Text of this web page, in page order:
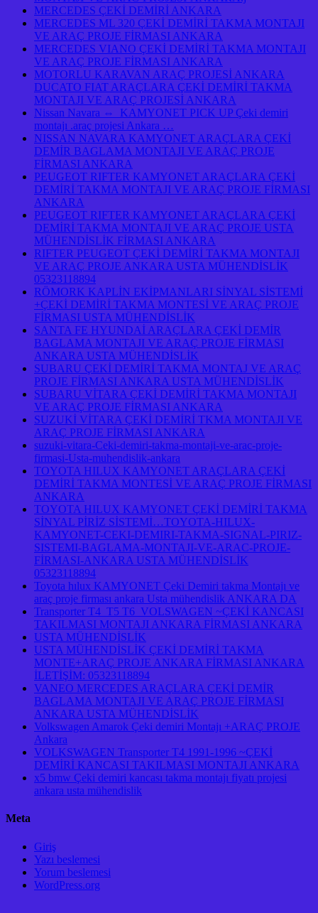
MERCEDES ÇEKİ DEMİRİ ANKARA
MERCEDES ML 320 ÇEKİ DEMİRİ TAKMA MONTAJI
VE ARAÇ PROJE FİRMASI ANKARA
MERCEDES VIANO ÇEKİ DEMİRİ TAKMA MONTAJI
VE ARAÇ PROJE FİRMASI ANKARA
MOTORLU KARAVAN ARAÇ PROJESİ ANKARA
DUCATO FIAT ARAÇLARA ÇEKİ DEMİRİ TAKMA
MONTAJI VE ARAÇ PROJESİ ANKARA
Nissan Navara ⇔ KAMYONET PICK UP Çeki demiri
montajı .araç projesi Ankara …
NISSAN NAVARA KAMYONET ARAÇLARA ÇEKİ
DEMİR BAGLAMA MONTAJI VE ARAÇ PROJE
FİRMASI ANKARA
PEUGEOT RIFTER KAMYONET ARAÇLARA ÇEKİ
DEMİRİ TAKMA MONTAJI VE ARAÇ PROJE FİRMASI
ANKARA
PEUGEOT RIFTER KAMYONET ARAÇLARA ÇEKİ
DEMİRİ TAKMA MONTAJI VE ARAÇ PROJE USTA
MÜHENDİSLİK FİRMASI ANKARA
RIFTER PEUGEOT ÇEKİ DEMİRİ TAKMA MONTAJI
VE ARAÇ PROJE ANKARA USTA MÜHENDİSLİK
05323118894
RÖMORK KAPLİN EKİPMANLARI SİNYAL SİSTEMİ
+ÇEKİ DEMİRİ TAKMA MONTESİ VE ARAÇ PROJE
FİRMASI USTA MÜHENDİSLİK
SANTA FE HYUNDAİ ARAÇLARA ÇEKİ DEMİR
BAGLAMA MONTAJI VE ARAÇ PROJE FİRMASI
ANKARA USTA MÜHENDİSLİK
SUBARU ÇEKİ DEMİRİ TAKMA MONTAJ VE ARAÇ
PROJE FİRMASI ANKARA USTA MÜHENDİSLİK
SUBARU VİTARA ÇEKİ DEMİRİ TAKMA MONTAJI
VE ARAÇ PROJE FİRMASI ANKARA
SUZUKİ VİTARA ÇEKİ DEMİRİ TKMA MONTAJI VE
ARAÇ PROJE FİRMASI ANKARA
suzuki-vitara-Ceki-demiri-takma-montaji-ve-arac-proje-
firmasi-Usta-muhendislik-ankara
TOYOTA HILUX KAMYONET ARAÇLARA ÇEKİ
DEMİRİ TAKMA MONTESİ VE ARAÇ PROJE FİRMASI
ANKARA
TOYOTA HILUX KAMYONET ÇEKİ DEMİRİ TAKMA
SİNYAL PİRİZ SİSTEMİ…TOYOTA-HILUX-
KAMYONET-CEKI-DEMIRI-TAKMA-SIGNAL-PIRIZ-
SISTEMI-BAGLAMA-MONTAJI-VE-ARAC-PROJE-
FİRMASI-ANKARA USTA MÜHENDİSLİK
05323118894
Toyota hılux KAMYONET Çeki Demiri takma Montajı ve
araç proje firması ankara Usta mühendislik ANKARA DA
Transporter T4 T5 T6 VOLSWAGEN ~ÇEKİ KANCASI
TAKILMASI MONTAJI ANKARA FİRMASI ANKARA
USTA MÜHENDİSLİK
USTA MÜHENDİSLİK ÇEKİ DEMİRİ TAKMA
MONTE+ARAÇ PROJE ANKARA FİRMASI ANKARA
İLETİŞİM: 05323118894
VANEO MERCEDES ARAÇLARA ÇEKİ DEMİR
BAGLAMA MONTAJI VE ARAÇ PROJE FİRMASI
ANKARA USTA MÜHENDİSLİK
Volkswagen Amarok Çeki demiri Montajı +ARAÇ PROJE
Ankara
VOLKSWAGEN Transporter T4 1991-1996 ~ÇEKİ
DEMİRİ KANCASI TAKILMASI MONTAJI ANKARA
x5 bmw Çeki demiri kancası takma montajı fiyatı projesi
ankara usta mühendislik
Meta
Giriş
Yazı beslemesi
Yorum beslemesi
WordPress.org